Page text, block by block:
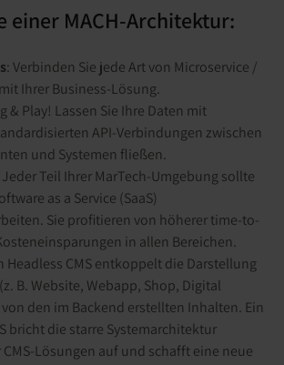
einer MACH-Architektur:
: Verbinden Sie jede Art von Microservice /
Ihrer Business-Lösung.
& Play! Lassen Sie Ihre Daten mit
API-Verbindungen zwischen
und Systemen fließen.
Jeder Teil Ihrer MarTech-Umgebung sollte
as a Service (SaaS)
Sie profitieren von höherer time-to-
in allen Bereichen.
Headless CMS entkoppelt die Darstellung
B. Website, Webapp, Shop, Digital
von den im Backend erstellten Inhalten. Ein
bricht die starre Systemarchitektur
Lösungen auf und schafft eine neue